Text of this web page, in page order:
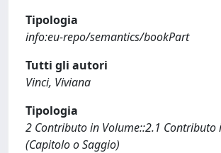
Tipologia
info:eu-repo/semantics/bookPart
Tutti gli autori
Vinci, Viviana
Tipologia
2 Contributo in Volume::2.1 Contributo
(Capitolo o Saggio)